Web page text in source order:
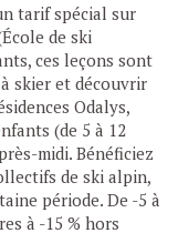
tarif spécial sur
de ski
ces leçons sont
skier et découvrir
Odalys,
(de 5 à 12
midi. Bénéficiez
de ski alpin,
période. De -5 à
à -15 % hors